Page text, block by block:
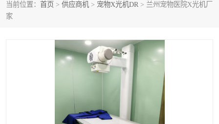
当前位置： 首页 > 供应商机 > 宠物X光机DR > 兰州宠物医院X光机厂
家
C型臂 口腔牙科X光机DR